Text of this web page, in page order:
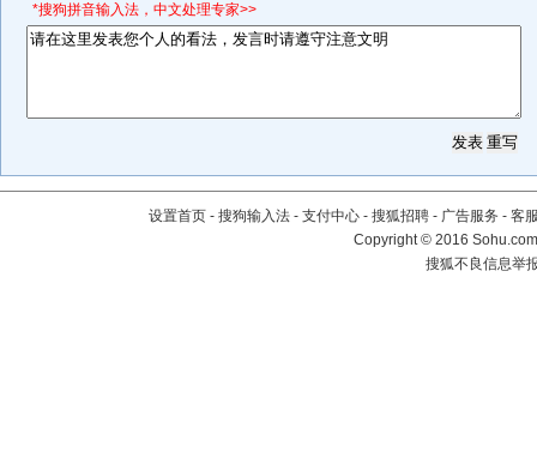
*搜狗拼音输入法，中文处理专家>>
设置首页 - 搜狗输入法 - 支付中心 - 搜狐招聘 - 广告服务 - 客
Copyright©2016
搜狐不良信息举